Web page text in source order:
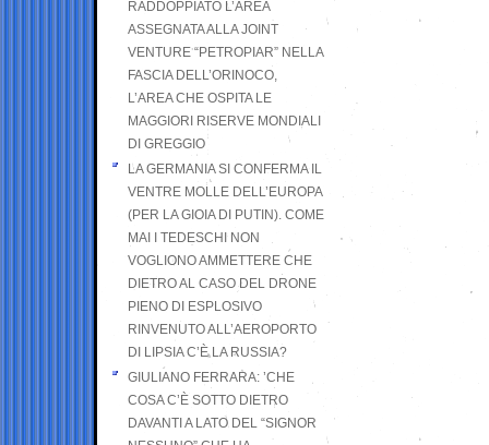
RADDOPPIATO L’AREA
ASSEGNATA ALLA JOINT
VENTURE “PETROPIAR” NELLA
FASCIA DELL’ORINOCO,
L’AREA CHE OSPITA LE
MAGGIORI RISERVE MONDIALI
DI GREGGIO
LA GERMANIA SI CONFERMA IL
VENTRE MOLLE DELL’EUROPA
(PER LA GIOIA DI PUTIN). COME
MAI I TEDESCHI NON
VOGLIONO AMMETTERE CHE
DIETRO AL CASO DEL DRONE
PIENO DI ESPLOSIVO
RINVENUTO ALL’AEROPORTO
DI LIPSIA C’È LA RUSSIA?
GIULIANO FERRARA: ’CHE
COSA C’È SOTTO DIETRO
DAVANTI A LATO DEL “SIGNOR